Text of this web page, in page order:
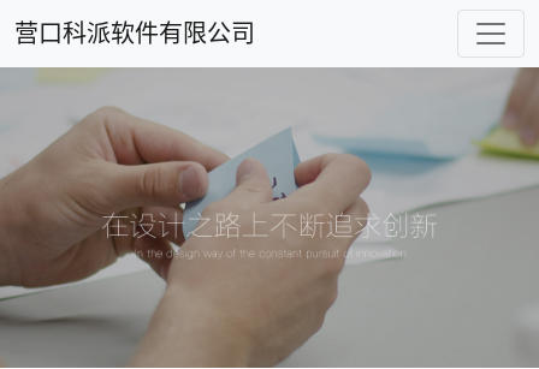
营口科派软件有限公司